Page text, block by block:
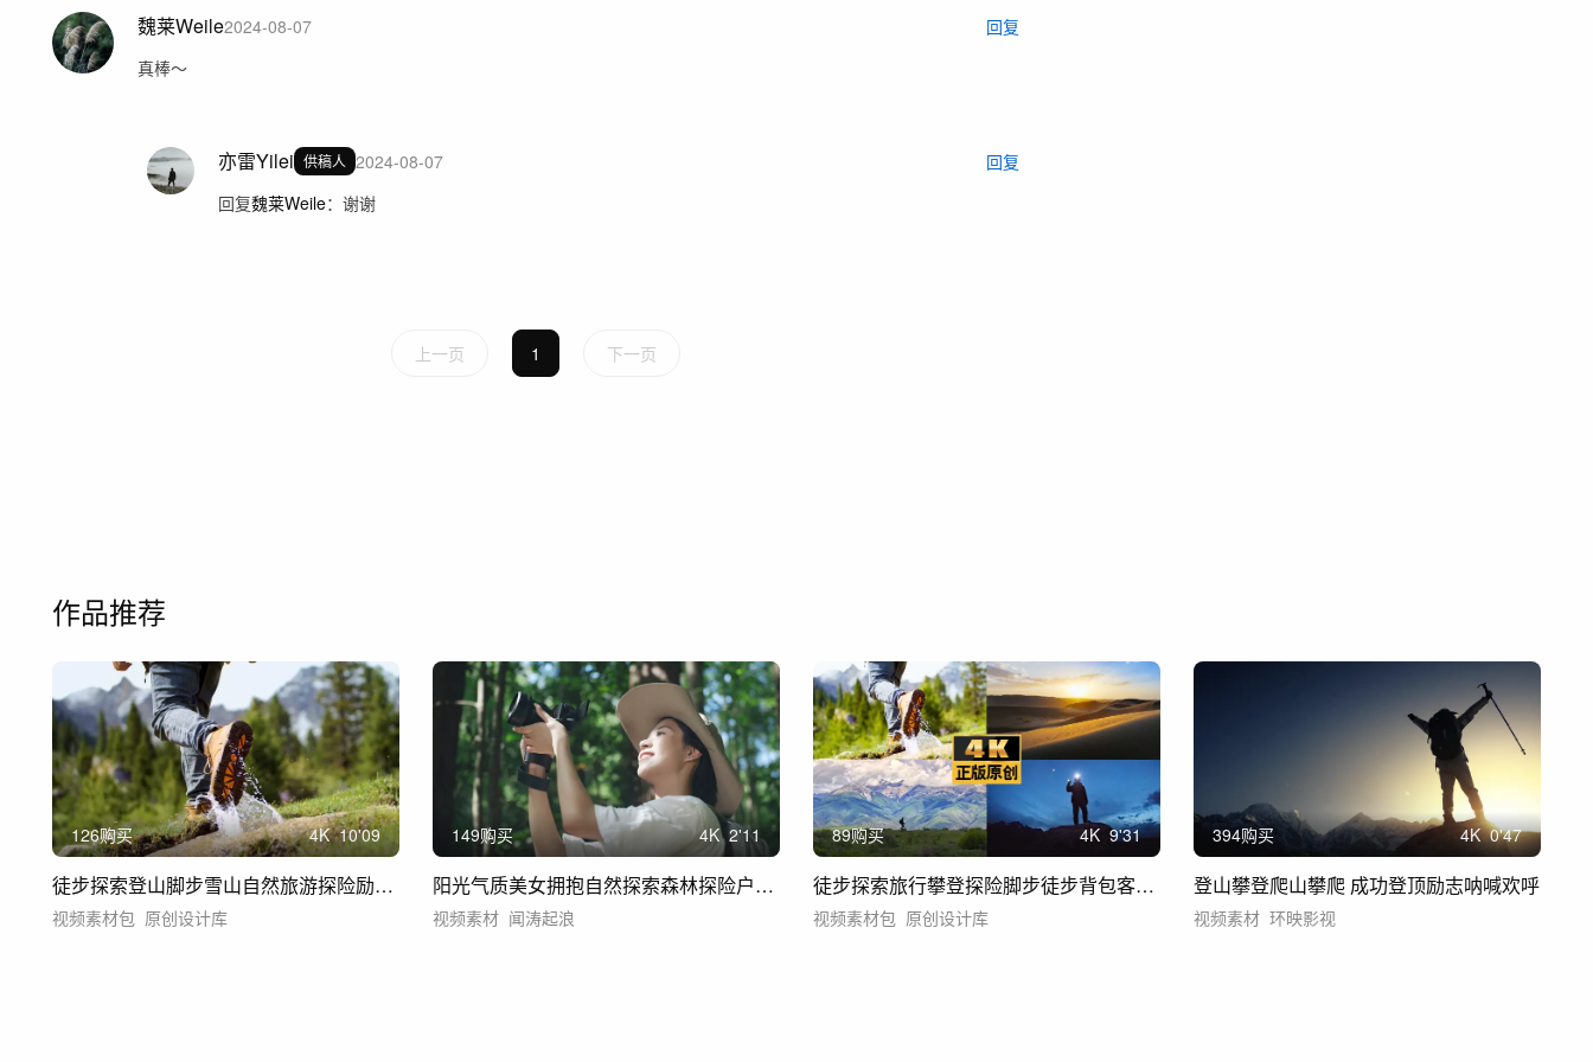
魏莱Weile2024-08-07
回复
真棒～
亦雷Yilei 供稿人 2024-08-07
回复
回复魏莱Weile： 谢谢
上一页 1 下一页
作品推荐
126购买 4K 10'09
徒步探索登山脚步雪山自然旅游探险励志风景
视频素材包 原创设计库
149购买 4K 2'11
阳光气质美女拥抱自然探索森林探险户外摄影
视频素材 闻涛起浪
89购买 4K 9'31
徒步探索旅行攀登探险脚步徒步背包客登山
视频素材包 原创设计库
394购买 4K 0'47
登山攀登爬山攀爬 成功登顶励志呐喊欢呼
视频素材 环映影视